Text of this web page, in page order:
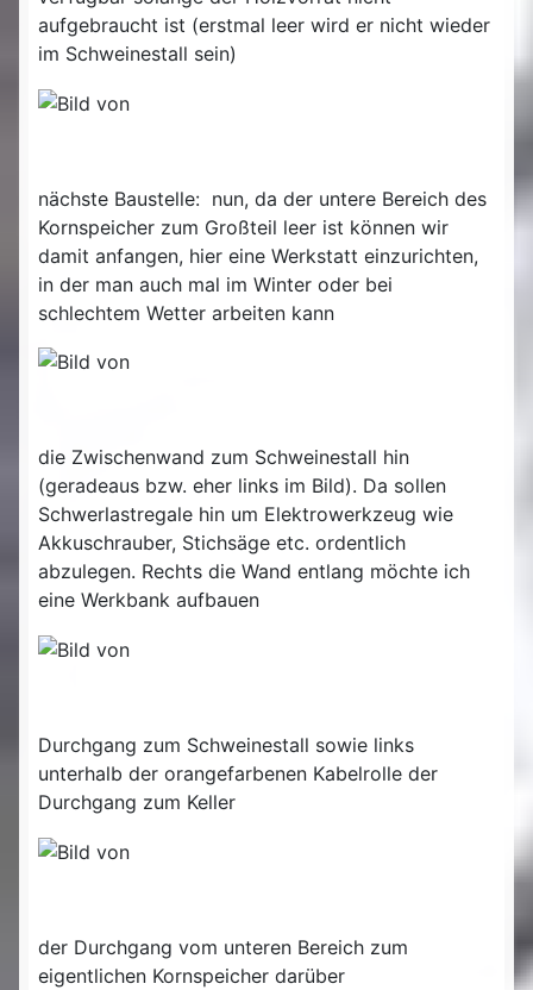
aufgebraucht ist (erstmal leer wird er nicht wieder
im Schweinestall sein)
nächste Baustelle: nun, da der untere Bereich des
Kornspeicher zum Großteil leer ist können wir
damit anfangen, hier eine Werkstatt einzurichten,
in der man auch mal im Winter oder bei
schlechtem Wetter arbeiten kann
die Zwischenwand zum Schweinestall hin
(geradeaus bzw. eher links im Bild). Da sollen
Schwerlastregale hin um Elektrowerkzeug wie
Akkuschrauber, Stichsäge etc. ordentlich
abzulegen. Rechts die Wand entlang möchte ich
eine Werkbank aufbauen
Durchgang zum Schweinestall sowie links
unterhalb der orangefarbenen Kabelrolle der
Durchgang zum Keller
der Durchgang vom unteren Bereich zum
eigentlichen Kornspeicher darüber